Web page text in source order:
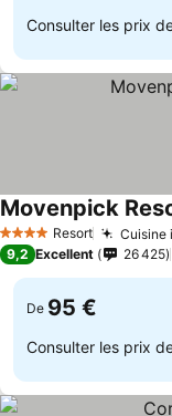
Consulter les prix
4 Étoiles Resort Cuisine
Movenpick
9,2 Excellent 26 425
De 95 €
Consulter les prix